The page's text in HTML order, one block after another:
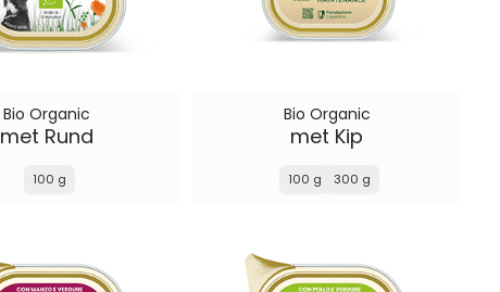
Bio Organic
met Rund
100 g
Bio Organic
met Kip
100 g 300 g